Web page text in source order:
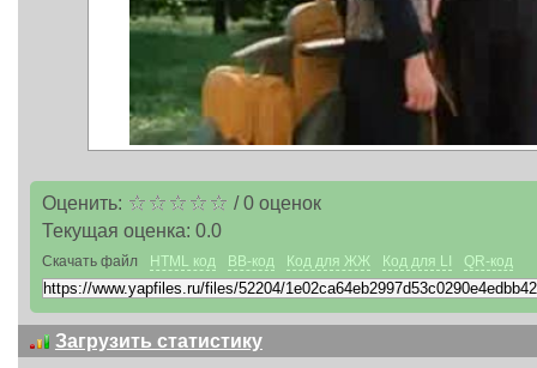
Оценить: /0оценок
Текущая оценка: 0.0
Скачать файл HTML код BB-код Код для ЖЖ Код для LI QR-код
Загрузить статистику